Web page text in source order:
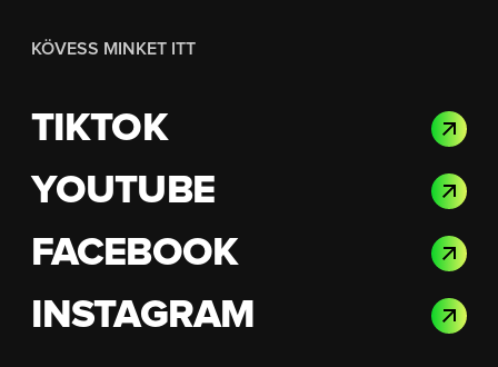
KÖVESS MINKET ITT
TIKTOK
YOUTUBE
FACEBOOK
INSTAGRAM